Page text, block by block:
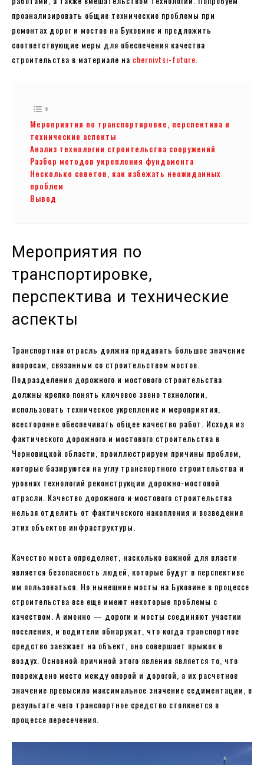
проанализировать общие технические проблемы при
ремонтах дорог и мостов на Буковине и предложить
соответствующие меры для обеспечения качества
строительства в материале на chernivtsi-future
Мероприятия по транспортировке, перспектива и
технические аспекты
Анализ технологии строительства сооружений
Разбор методов укрепления фундамента
Несколько советов, как избежать неожиданных
проблем
Вывод
Мероприятия по
транспортировке,
перспектива и технические
аспекты
Транспортная отрасль должна придавать большое значение
вопросам, связанным со строительством мостов.
Подразделения дорожного и мостового строительства
должны крепко понять ключевое звено технологии,
использовать техническое укрепление и мероприятия,
всесторонне обеспечивать общее качество работ. Исходя из
фактического дорожного и мостового строительства в
Черновицкой области, проиллюстрируем причины проблем,
которые базируются на углу транспортного строительства и
уровнях технологий реконструкции дорожно-мостовой
отрасли. Качество дорожного и мостового строительства
нельзя отделить от фактического накопления и возведения
этих объектов инфраструктуры.
Качество моста определяет, насколько важной для власти
является безопасность людей, которые будут в перспективе
им пользоваться. Но нынешние мосты на Буковине в процессе
строительства все еще имеют некоторые проблемы с
качеством. А именно — дороги и мосты соединяют участки
поселения, и водители обнаружат, что когда транспортное
средство заезжает на объект, оно совершает прыжок в
воздух. Основной причиной этого явления является то, что
повреждено место между опорой и дорогой, а их расчетное
значение превысило максимальное значение седиментации, в
результате чего транспортное средство столкнется в
процессе пересечения.